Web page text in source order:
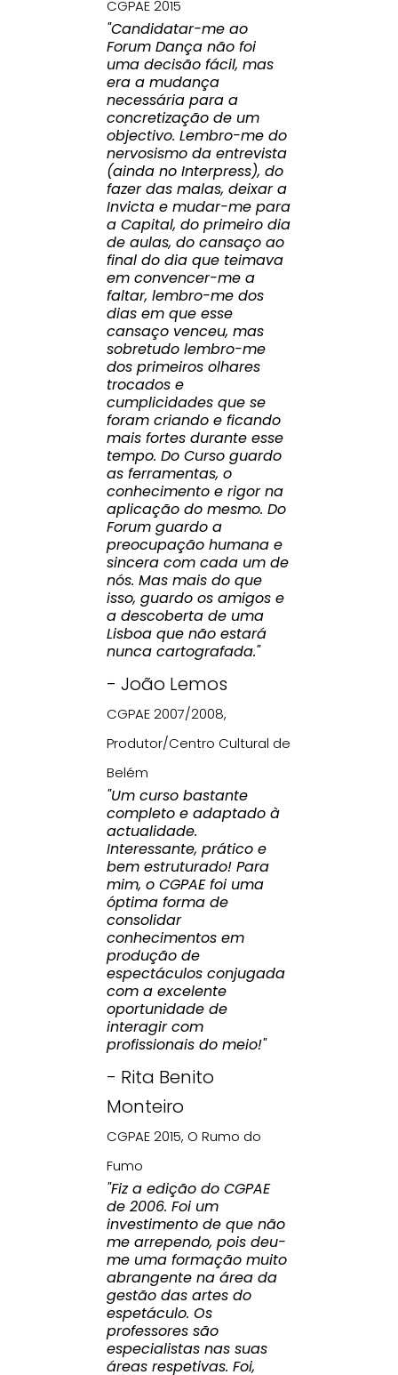
CGPAE 2015
"Candidatar-me ao
Forum Dança não foi
uma decisão fácil, mas
era a mudança
necessária para a
concretização de um
objectivo. Lembro-me do
nervosismo da entrevista
(ainda no Interpress), do
fazer das malas, deixar a
Invicta e mudar-me para
a Capital, do primeiro dia
de aulas, do cansaço ao
final do dia que teimava
em convencer-me a
faltar, lembro-me dos
dias em que esse
cansaço venceu, mas
sobretudo lembro-me
dos primeiros olhares
trocados e
cumplicidades que se
foram criando e ficando
mais fortes durante esse
tempo. Do Curso guardo
as ferramentas, o
conhecimento e rigor na
aplicação do mesmo. Do
Forum guardo a
preocupação humana e
sincera com cada um de
nós. Mas mais do que
isso, guardo os amigos e
a descoberta de uma
Lisboa que não estará
nunca cartografada."
- João Lemos
CGPAE 2007/2008,
Produtor/Centro Cultural de
Belém
"Um curso bastante
completo e adaptado à
actualidade.
Interessante, prático e
bem estruturado! Para
mim, o CGPAE foi uma
óptima forma de
consolidar
conhecimentos em
produção de
espectáculos conjugada
com a excelente
oportunidade de
interagir com
profissionais do meio!"
- Rita Benito
Monteiro
CGPAE 2015, O Rumo do
Fumo
"Fiz a edição do CGPAE
de 2006. Foi um
investimento de que não
me arrependo, pois deu-
me uma formação muito
abrangente na área da
gestão das artes do
espetáculo. Os
professores são
especialistas nas suas
áreas respetivas. Foi,